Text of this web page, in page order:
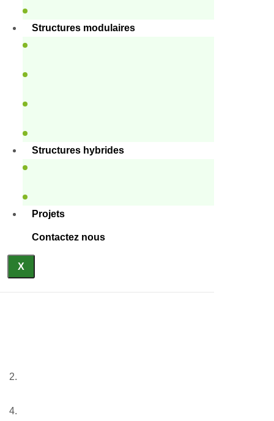
Structures modulaires
Structures hybrides
Projets
Contactez nous
X